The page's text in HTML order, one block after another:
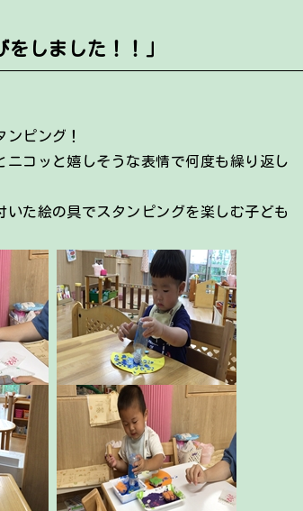
しました！！」
ピング！
コッと嬉しそうな表情で何度も繰り返し
た絵の具でスタンピングを楽しむ子ども